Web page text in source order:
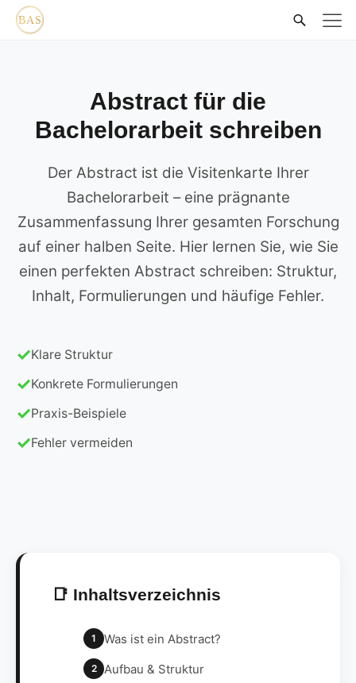
Abstract für die
Bachelorarbeit schreiben
Der Abstract ist die Visitenkarte Ihrer
Bachelorarbeit – eine prägnante
Zusammenfassung Ihrer gesamten Forschung
auf einer halben Seite. Hier lernen Sie, wie Sie
einen perfekten Abstract schreiben: Struktur,
Inhalt, Formulierungen und häufige Fehler.
Klare Struktur
Konkrete Formulierungen
Praxis-Beispiele
Fehler vermeiden
📑 Inhaltsverzeichnis
1 Was ist ein Abstract?
2 Aufbau & Struktur